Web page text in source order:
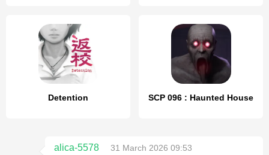
Detention SCP 096 : Haunted House
alica-5578
31 March 2026 09:53